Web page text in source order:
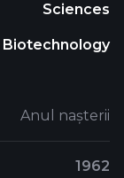
Sciences
Biotechnology
Anul nașterii
1962